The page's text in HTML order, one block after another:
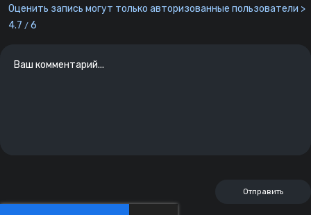
Оценить запись могут только авторизованные пользователи >
4.7 / 6